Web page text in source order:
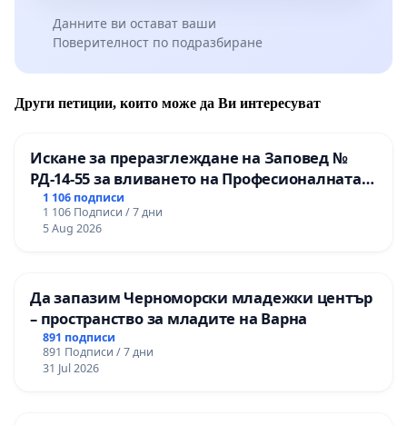
Данните ви остават ваши
Поверителност по подразбиране
Други петиции, които може да Ви интересуват
Искане за преразглеждане на Заповед №
РД-14-55 за вливането на Професионалната
гимназия по промишлени технологии в
Професионалната гимназия по икономика и
мениджмънт – гр. Пазарджик
1 106 подписи
1 106 Подписи / 7 дни
5 Aug 2026
Да запазим Черноморски младежки център
– пространство за младите на Варна
891 подписи
891 Подписи / 7 дни
31 Jul 2026